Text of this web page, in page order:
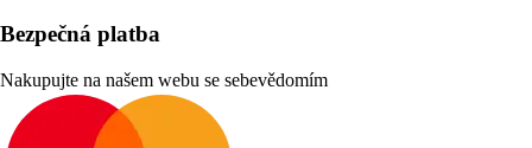
Bezpečná platba
Nakupujte na našem webu se sebevědomím